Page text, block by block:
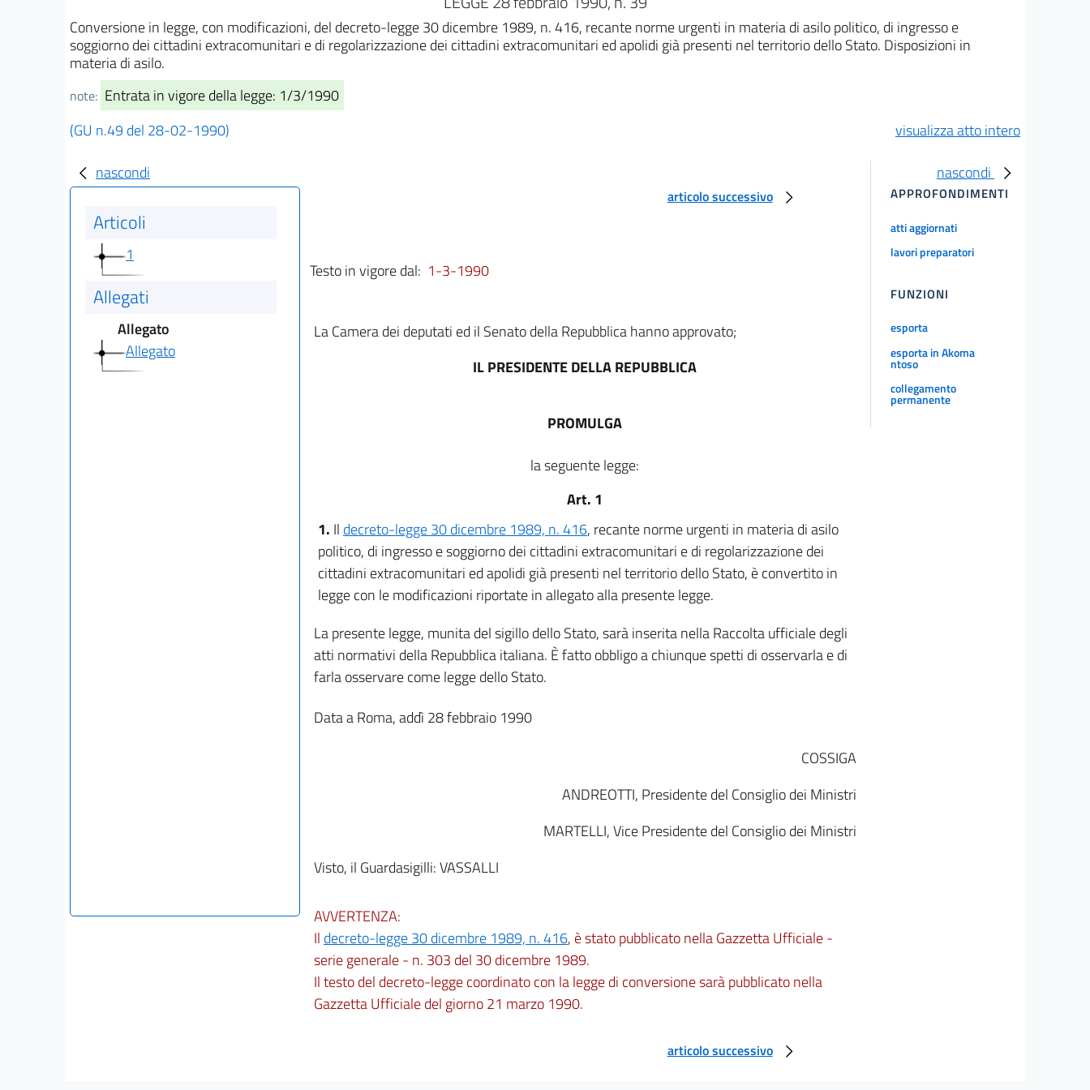
Conversione in legge, con modificazioni, del decreto-legge 30 dicembre 1989, n. 416, recante norme urgenti in materia di asilo politico, di ingresso e
soggiorno dei cittadini extracomunitari e di regolarizzazione dei cittadini extracomunitari ed apolidi già presenti nel territorio dello Stato. Disposizioni in
materia di asilo.
note: Entrata in vigore della legge: 1/3/1990
(GU n.49 del 28-02-1990)
visualizza atto intero
nascondi
Articoli
1
Allegati
Allegato
Allegato
articolo successivo
Testo in vigore dal: 1-3-1990
La Camera dei deputati ed il Senato della Repubblica hanno approvato;
IL PRESIDENTE DELLA REPUBBLICA
PROMULGA
la seguente legge:
Art. 1
1. Il decreto-legge 30 dicembre 1989, n. 416, recante norme urgenti in materia di asilo
politico, di ingresso e soggiorno dei cittadini extracomunitari e di regolarizzazione dei
cittadini extracomunitari ed apolidi già presenti nel territorio dello Stato, è convertito in
legge con le modificazioni riportate in allegato alla presente legge.
La presente legge, munita del sigillo dello Stato, sarà inserita nella Raccolta ufficiale degli
atti normativi della Repubblica italiana. È fatto obbligo a chiunque spetti di osservarla e di
farla osservare come legge dello Stato.
Data a Roma, addì 28 febbraio 1990
COSSIGA
ANDREOTTI, Presidente del Consiglio dei Ministri
MARTELLI, Vice Presidente del Consiglio dei Ministri
Visto, il Guardasigilli: VASSALLI
AVVERTENZA:
Il decreto-legge 30 dicembre 1989, n. 416, è stato pubblicato nella Gazzetta Ufficiale -
serie generale - n. 303 del 30 dicembre 1989.
Il testo del decreto-legge coordinato con la legge di conversione sarà pubblicato nella
Gazzetta Ufficiale del giorno 21 marzo 1990.
articolo successivo
nascondi
APPROFONDIMENTI
atti aggiornati
lavori preparatori
FUNZIONI
esporta
esporta in Akoma
ntoso
collegamento
permanente